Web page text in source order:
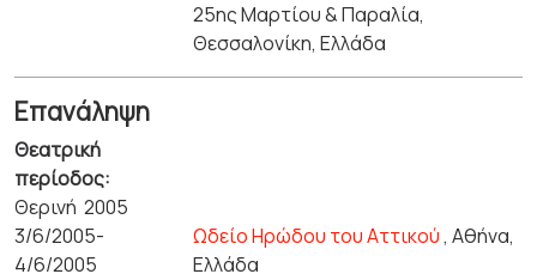
25ης Μαρτίου & Παραλία,
Θεσσαλονίκη, Ελλάδα
Επανάληψη
Θεατρική
περίοδος:
Θερινή 2005
3/6/2005-
4/6/2005
Ωδείο Ηρώδου του Αττικού, Αθήνα,
Ελλάδα